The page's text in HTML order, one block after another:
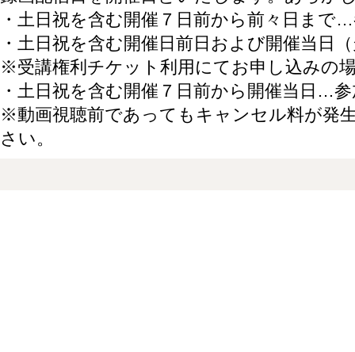
・土日祝を含む開催７日前から前々日まで
・土日祝を含む開催日前日および開催当日
※受講権利チケット利用にてお申し込みの
・土日祝を含む開催７日前から開催当日…
※動画視聴前であってもキャンセル料が発
さい。